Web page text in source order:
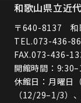
和歌山県立近
〒640-8137 和
TEL.073-436-
FAX.073-436-
開館時間：
休館日：月曜日
（12/29–1/3）